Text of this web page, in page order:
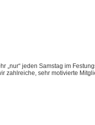
jeden Samstag im
zahlreiche, sehr motivierte